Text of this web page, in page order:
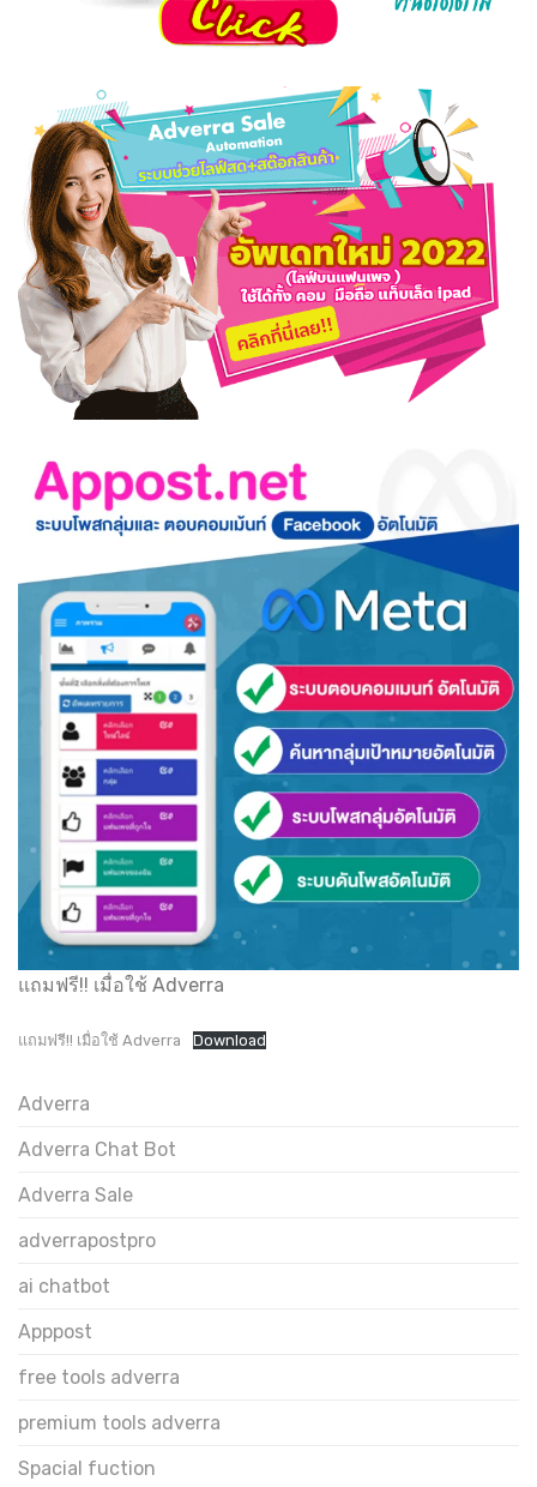
แถมฟรี!! เมื่อใช้ Adverra
แถมฟรี!! เมื่อใช้ Adverra Download
Adverra
Adverra Chat Bot
Adverra Sale
adverrapostpro
ai chatbot
Apppost
free tools adverra
premium tools adverra
Spacial fuction